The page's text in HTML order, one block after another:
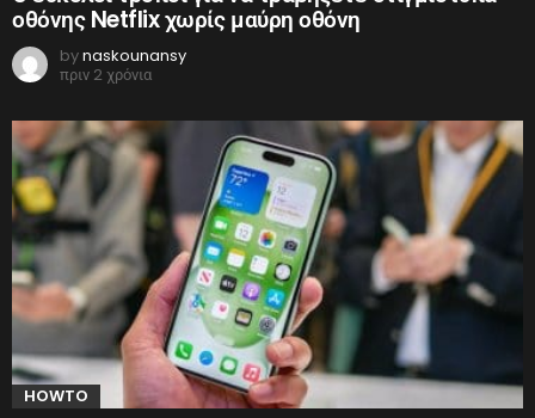
οθόνης Netflix χωρίς μαύρη οθόνη
bynaskounansy
πριν 2 χρόνια
HOWTO